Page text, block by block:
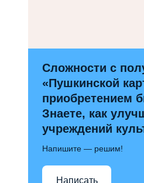
Сложности с
«Пушкинской
приобретением
Знаете, как
учреждений
Напишите — решим!
Написать